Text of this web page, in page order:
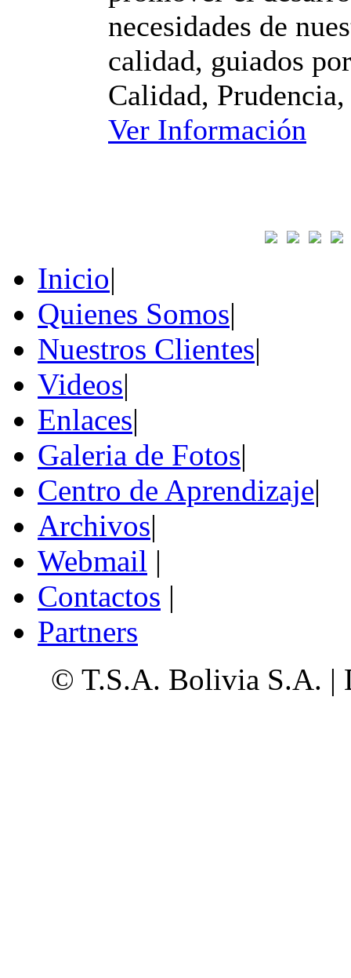
necesidades de
calidad, guiados
Calidad,
Ver Información
Inicio|
Quienes Somos|
Nuestros Clientes|
Videos|
Enlaces|
Galeria de Fotos|
Centro de Aprendizaje|
Archivos|
Webmail |
Contactos |
Partners
© T.S.A. Bolivia S.A. |